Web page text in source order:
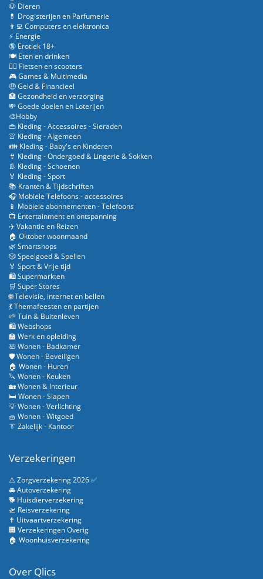
🐶 Dieren
💊 Drogisterijen en Parfumerie
👨‍💻 Computers en elektronica
⚡ Energie
🔞 Erotiek 18+
🍽️ Eten en drinken
🚴‍♂️ Fietsen en scooters
🎮 Games & Multimedia
🤑 Geld & Financieel
🏥 Gezondheid en verzorging
💸 Goede doelen en Loterijen
🎨Hobby
👜 Kleding - Accessoires - Sieraden
👚 Kleding - Algemeen
👪 Kleding - Baby's en Kinderen
👙 Kleding - Ondergoed & Lingerie & Sokken
👢 Kleding - Schoenen
🏅 Kleding - Sport
📚 Kranten & Tijdschriften
🎧 Mobiele Telefoons - accessoires
📱 Mobiele abonnementen - Telefoons
📺 Entertainment en ontspanning
✈️ Vakantie en Reizen
🏠 Oktober woonmaand
🌿 Smartshops
🎲 Speelgoed & Spellen
🏅 Sport & Vrije tijd
🛍️ Supermarkten
🛒 Super Stores
🌐 Televisie, internet en bellen
💃 Themafeesten en partijen
🌱 Tuin & Buitenleven
🛍️ Webshops
🏫 Werk en opleiding
🛀 Wonen - Badkamer
🛡️ Wonen - Beveiligen
🏠 Wonen - Huren
🔪 Wonen - Keuken
🏡 Wonen & Interieur
🛏️ Wonen - Slapen
💡 Wonen - Verlichting
🧺 Wonen - Witgoed
👔 Zakelijk - Kantoor
Verzekeringen
⚠️ Zorgverzekering 2026 ✅
🚘 Autoverzekering
🐕 Huisdierverzekering
🛫 Reisverzekering
✝️ Uitvaartverzekering
🏢 Verzekeringen Overig
🏠 Woonhuisverzekering
Over Qlics